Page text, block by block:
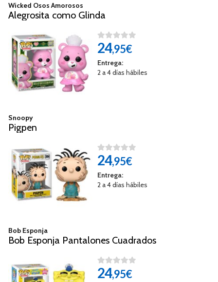
Wicked Osos Amorosos
Alegrosita como Glinda
24,95€
Entrega:
2 a 4 días hábiles
Snoopy
Pigpen
24,95€
Entrega:
2 a 4 días hábiles
Bob Esponja
Bob Esponja Pantalones Cuadrados
24,95€